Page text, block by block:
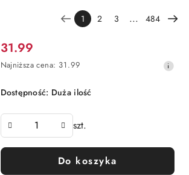
1 2 3 ... 484
Cena
promocyjna:
31.99
Najniższa
30
przed
obniżką
Najniższa cena: 31.99
Dostępność: Duża ilość
szt.
Do koszyka